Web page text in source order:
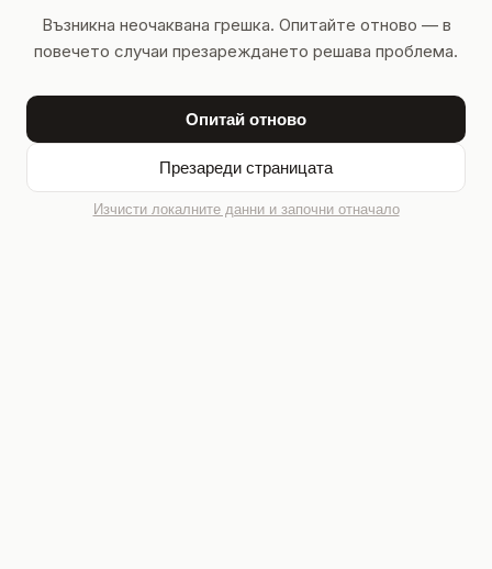
Възникна неочаквана грешка. Опитайте отново — в
повечето случаи презареждането решава проблема.
Опитай отново
Презареди страницата
Изчисти локалните данни и започни отначало